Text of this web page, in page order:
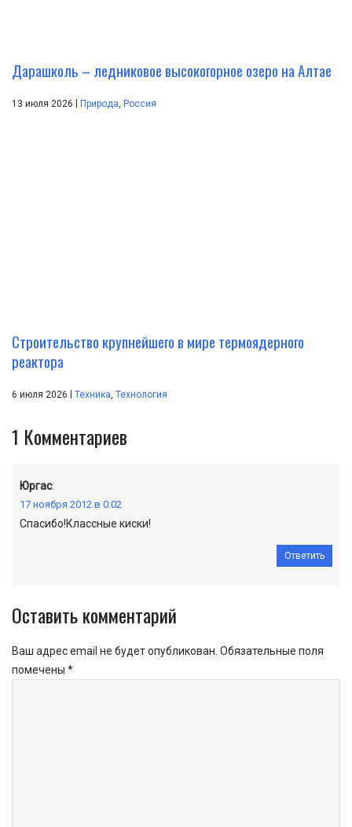
Дарашколь – ледниковое высокогорное озеро на Алтае
13 июля 2026 | Природа Россия
Строительство крупнейшего в мире термоядерного
реактора
6 июля 2026 Техника, Технология
1 Комментариев
Юргас:
17 ноября 2012 в 0:02
Спасибо!Классные киски!
Ответить
Оставить комментарий
Ваш адрес email не будет опубликован. Обязательные поля
помечены *